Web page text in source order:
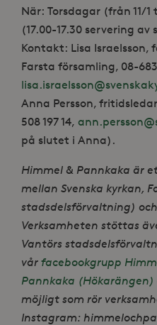
När: Torsdagar (från 11/1
(17.00-17.30 servering
Kontakt: Lisa Israelsson,
Farsta församling, 08-683
Anna Persson,
508 197 14,
på slutet i Anna).
Himmel & Pannkaka är
mellan Svenska kyrkan,
stadsdelsförvaltning)
Verksamheten stöttas
Vantörs
vår facebookgrupp
Pannkaka (Hökarängen)
möjligt som rör
Instagram: